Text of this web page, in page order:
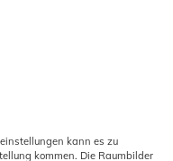
kann es zu
kommen. Die Raumbilder